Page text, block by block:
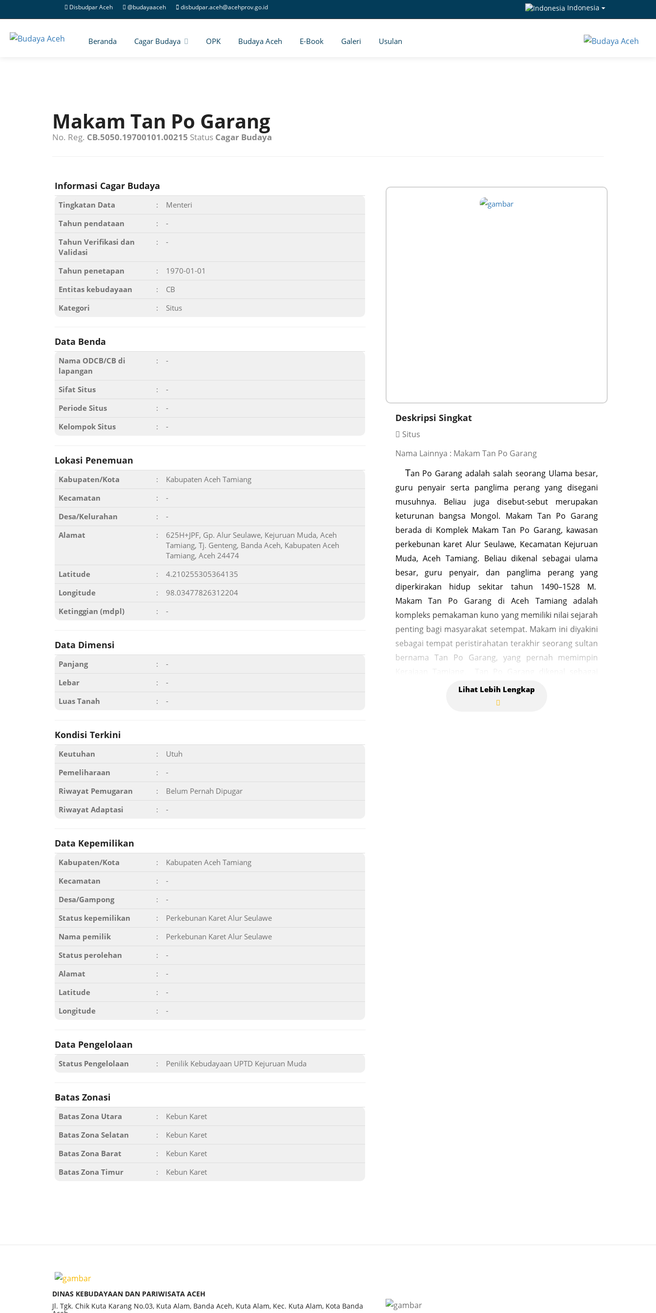
Disbudpar Aceh @budayaaceh disbudpar.aceh@acehprov.go.id Indonesia
Beranda Cagar Budaya OPK Budaya Aceh E-Book Galeri Usulan
Makam Tan Po Garang
No. Reg. CB.5050.19700101.00215 Status Cagar Budaya
Informasi Cagar Budaya
Tingkatan Data :
Menteri
Tahun pendataan
:
-
Tahun Verifikasi dan
Validasi
: -
Tahun penetapan :
1970-01-01
Entitas kebudayaan
:
CB
Kategori
: Situs
Data Benda
Nama ODCB/CB di
lapangan
: -
Sifat Situs :
-
Periode Situs
:
-
Kelompok Situs
: -
Lokasi Penemuan
Kabupaten/Kota :
Kabupaten Aceh Tamiang
Kecamatan
:
-
Desa/Kelurahan
:
-
Alamat
:
625H+JPF, Gp. Alur Seulawe, Kejuruan Muda, Aceh
Tamiang, Tj. Genteng, Banda Aceh, Kabupaten Aceh
Tamiang, Aceh 24474
Latitude
:
4.210255305364135
Longitude
:
98.03477826312204
Ketinggian (mdpl)
: -
Data Dimensi
Panjang :
-
Lebar
:
-
Luas Tanah
: -
Kondisi Terkini
Keutuhan :
Utuh
Pemeliharaan
:
-
Riwayat Pemugaran
:
Belum Pernah Dipugar
Riwayat Adaptasi
: -
Data Kepemilikan
Kabupaten/Kota :
Kabupaten Aceh Tamiang
Kecamatan
:
-
Desa/Gampong
:
-
Status kepemilikan
:
Perkebunan Karet Alur Seulawe
Nama pemilik
:
Perkebunan Karet Alur Seulawe
Status perolehan
:
-
Alamat
:
-
Latitude
:
-
Longitude
: -
Data Pengelolaan
Status Pengelolaan : Penilik Kebudayaan UPTD Kejuruan Muda
Batas Zonasi
Batas Zona Utara :
Kebun Karet
Batas Zona Selatan
:
Kebun Karet
Batas Zona Barat
:
Kebun Karet
Batas Zona Timur
: Kebun Karet
Deskripsi Singkat
Situs
Nama Lainnya : Makam Tan Po Garang
Tan Po Garang adalah salah seorang Ulama besar,
guru penyair serta panglima perang yang disegani
musuhnya. Beliau juga disebut-sebut merupakan
keturunan bangsa Mongol. Makam Tan Po Garang
berada di Komplek Makam Tan Po Garang, kawasan
perkebunan karet Alur Seulawe, Kecamatan Kejuruan
Muda, Aceh Tamiang. Beliau dikenal sebagai ulama
besar, guru penyair, dan panglima perang yang
diperkirakan hidup sekitar tahun 1490–1528 M.
Makam Tan Po Garang di Aceh Tamiang adalah
kompleks pemakaman kuno yang memiliki nilai sejarah
penting bagi masyarakat setempat. Makam ini diyakini
sebagai tempat peristirahatan terakhir seorang sultan
bernama Tan Po Garang, yang pernah memimpin
Sultan yang memimpin Kerajaan Tamiang. Ia juga
adalah seorang ulama besar, guru penyair, dan
DINAS KEBUDAYAAN DAN PARIWISATA ACEH
Jl. Tgk. Chik Kuta Karang No.03, Kuta Alam, Banda Aceh, Kuta Alam, Kec. Kuta Alam, Kota Banda